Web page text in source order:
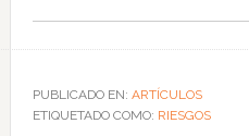
PUBLICADO EN: ARTÍCULOS
ETIQUETADO COMO: RIESGOS